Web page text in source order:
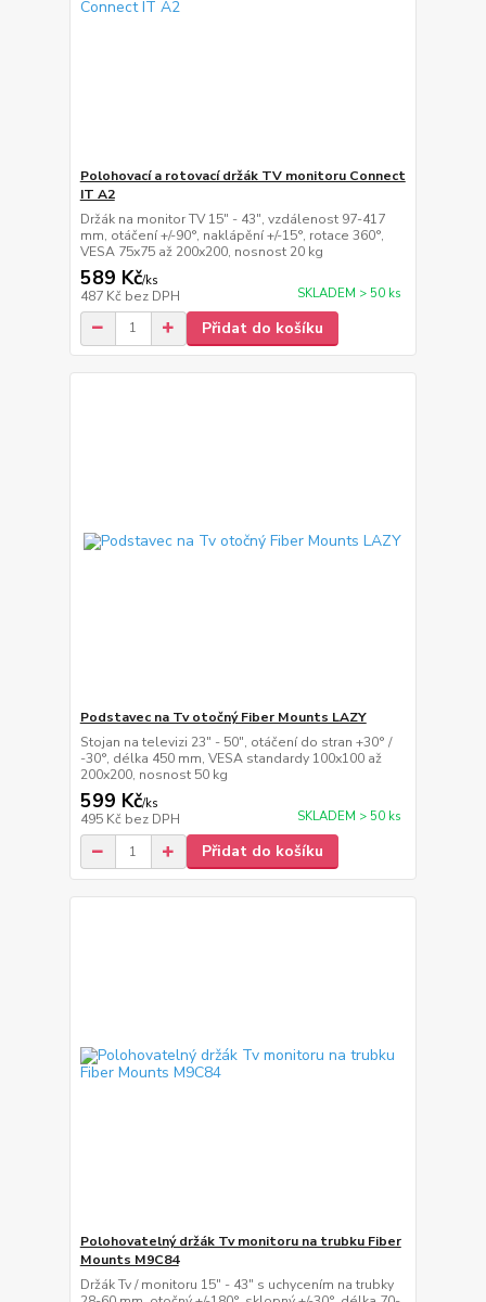
Polohovací a rotovací držák TV monitoru Connect
IT A2
Držák na monitor TV 15" - 43", vzdálenost 97-417
mm, otáčení +/-90°, naklápění +/-15°, rotace 360°,
VESA 75x75 až 200x200, nosnost 20 kg
589 Kč/ks
487 Kč bez DPH SKLADEM > 50 ks
Přidat do košíku
Podstavec na Tv otočný Fiber Mounts LAZY
Stojan na televizi 23" - 50", otáčení do stran +30° /
-30°, délka 450 mm, VESA standardy 100x100 až
200x200, nosnost 50 kg
599 Kč/ks
495 Kč bez DPH SKLADEM > 50 ks
Přidat do košíku
Polohovatelný držák Tv monitoru na trubku Fiber
Mounts M9C84
Držák Tv / monitoru 15" - 43" s uchycením na trubky